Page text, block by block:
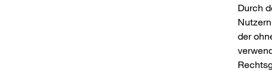
Durch
der